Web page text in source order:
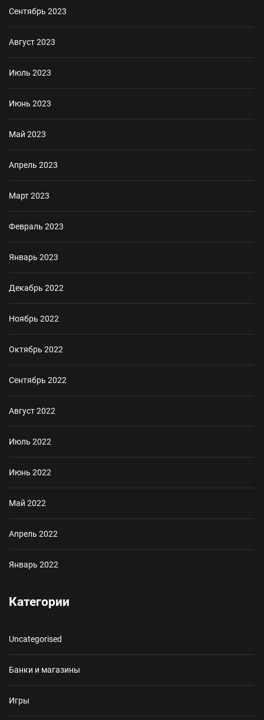
Сентябрь 2023
Август 2023
Июль 2023
Июнь 2023
Май 2023
Апрель 2023
Март 2023
Февраль 2023
Январь 2023
Декабрь 2022
Ноябрь 2022
Октябрь 2022
Сентябрь 2022
Август 2022
Июль 2022
Июнь 2022
Май 2022
Апрель 2022
Январь 2022
Категории
Uncategorised
Банки и магазины
Игры